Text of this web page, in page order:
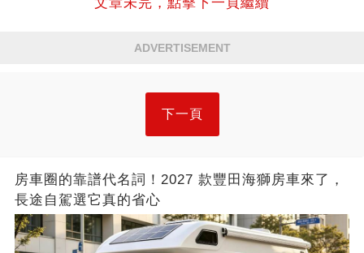
ADVERTISEMENT
下一頁
房車圈的靠譜代名詞！2027 款豐田海獅房車來了，
長途自駕選它真的省心